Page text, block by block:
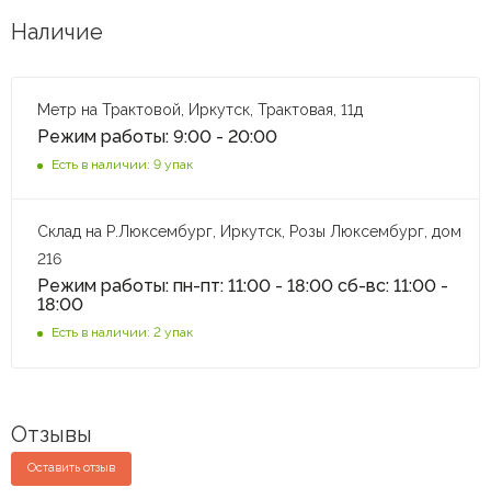
Наличие
Метр на Трактовой, Иркутск, Трактовая, 11д
Режим работы: 9:00 - 20:00
Есть в наличии: 9 упак
Склад на Р.Люксембург, Иркутск, Розы Люксембург, дом
216
Режим работы: пн-пт: 11:00 - 18:00 сб-вс: 11:00 -
18:00
Есть в наличии: 2 упак
Отзывы
Оставить отзыв